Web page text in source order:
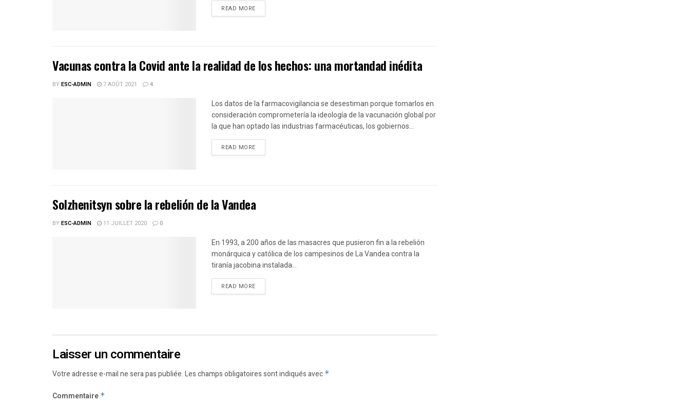
READ MOREDETAILS
Vacunas contra la Covid ante la realidad de los hechos: una mortandad inédita
BYESC-ADMIN 7 AOÛT 2021 4
Los datos de la farmacovigilancia se desestiman porque tomarlos en
consideración comprometería la ideología de la vacunación global por
la que han optado las industrias farmacéuticas, los gobiernos...
READ MOREDETAILS
Solzhenitsyn sobre la rebelión de la Vandea
BYESC-ADMIN 11 JUILLET 2020 0
En 1993, a 200 años de las masacres que pusieron fin a la rebelión
monárquica y católica de los campesinos de La Vandea contra la
tiranía jacobina instalada...
READ MOREDETAILS
Laisser un commentaire
Votre adresse e-mail ne sera pas publiée.Les champs obligatoires sont indiqués avec *
Commentaire *